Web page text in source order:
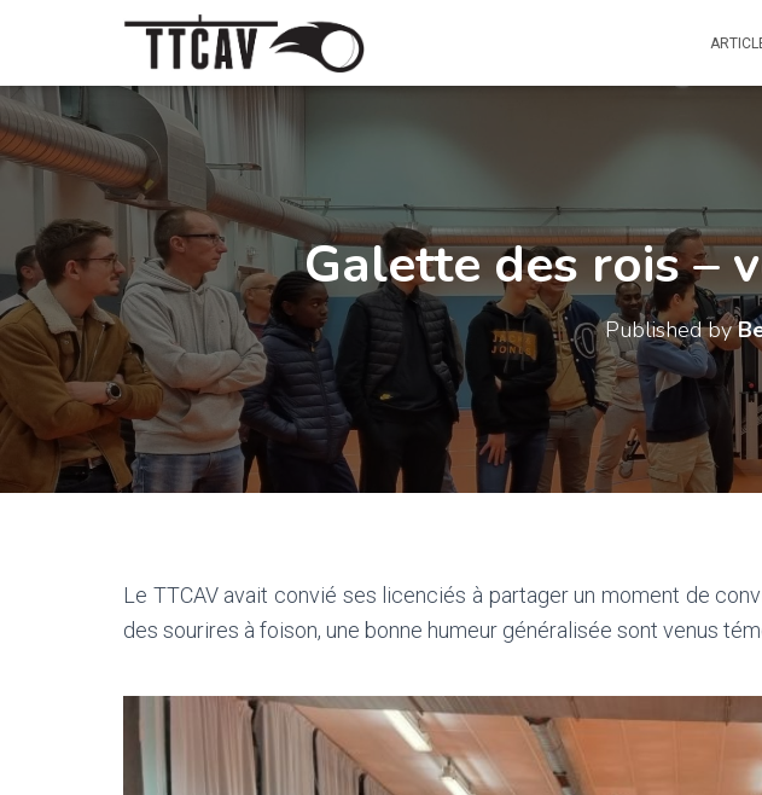
Galette des rois –
Published by
Le TTCAV avait convié ses licenciés à partager un moment de
des sourires à foison, une bonne humeur généralisée sont venus